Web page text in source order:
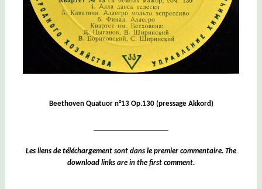
Beethoven Quatuor n°13 Op.130 (pressage Akkord)
Les liens de téléchargement sont dans le premier commentaire. The
download links are in the first comment.